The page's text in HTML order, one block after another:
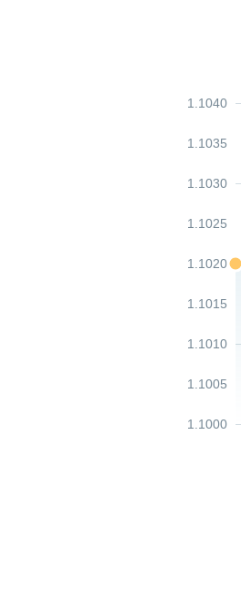
1.1000
1.1005
1.1010
1.1015
1.1020
1.1025
1.1030
1.1035
1.1040